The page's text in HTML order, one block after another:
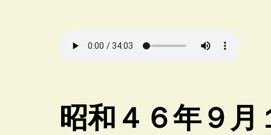
昭和４６年９